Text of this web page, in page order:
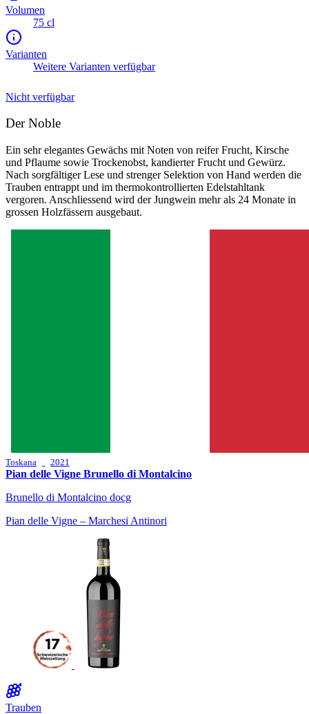
Volumen
75 cl
Varianten
Weitere Varianten verfügbar
Nicht verfügbar
Der Noble
Ein sehr elegantes Gewächs mit Noten von reifer Frucht, Kirsche
und Pflaume sowie Trockenobst, kandierter Frucht und Gewürz.
Nach sorgfältiger Lese und strenger Selektion von Hand werden die
Trauben entrappt und im thermokontrollierten Edelstahltank
vergoren. Anschliessend wird der Jungwein mehr als 24 Monate in
grossen Holzfässern ausgebaut.
Toskana 2021
Pian delle Vigne Brunello di Montalcino
Brunello di Montalcino docg
Pian delle Vigne – Marchesi Antinori
Trauben